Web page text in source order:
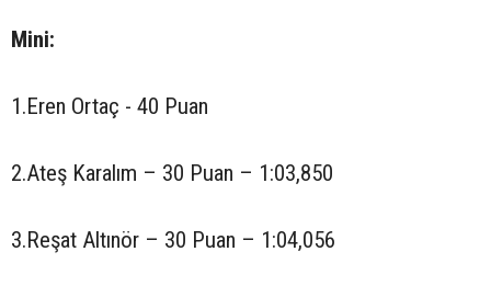
Mini:
1.Eren Ortaç - 40 Puan
2.Ateş Karalım – 30 Puan – 1:03,850
3.Reşat Altınör – 30 Puan – 1:04,056